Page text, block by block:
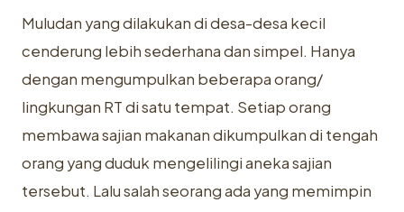
Muludan yang dilakukan di desa-desa kecil
cenderung lebih sederhana dan simpel. Hanya
dengan mengumpulkan beberapa orang/
lingkungan RT di satu tempat. Setiap orang
membawa sajian makanan dikumpulkan di tengah
orang yang duduk mengelilingi aneka sajian
tersebut. Lalu salah seorang ada yang memimpin